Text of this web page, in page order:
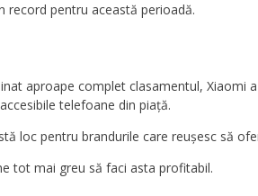
record pentru această perioadă.
aproape complet clasamentul, Xiaomi
telefoane din piață.
loc pentru brandurile care reușesc să
tot mai greu să faci asta profitabil.